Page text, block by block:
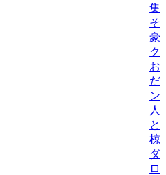
集
そ
豪
ク
お
だ
ン
人
と
椋
ダ
ロ